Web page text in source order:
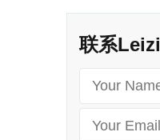
联系Leizi